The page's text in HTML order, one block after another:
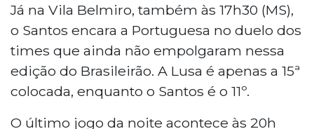
Já na Vila Belmiro, também às 17h30 (MS),
o Santos encara a Portuguesa no duelo dos
times que ainda não empolgaram nessa
edição do Brasileirão. A Lusa é apenas a 15ª
colocada, enquanto o Santos é o 11º.
O último jogo da noite acontece às 20h